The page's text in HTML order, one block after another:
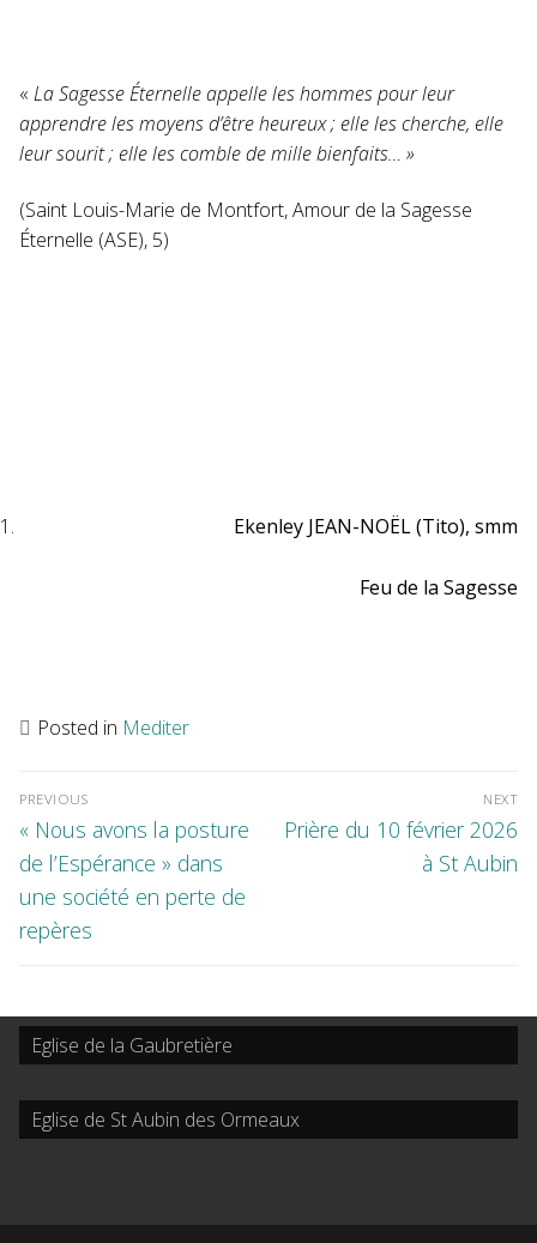
« La Sagesse Éternelle appelle les hommes pour leur
apprendre les moyens d’être heureux ; elle les cherche, elle
leur sourit ; elle les comble de mille bienfaits… »
(Saint Louis-Marie de Montfort, Amour de la Sagesse
Éternelle (ASE), 5)
Ekenley JEAN-NOËL (Tito), smm
Feu de la Sagesse
Posted in Mediter
de
l’article
PREVIOUS
Previous
post:
« Nous avons la posture
de l’Espérance » dans
une société en perte de
repères
NEXT
Next
Prière du 10 février 2026
à St Aubin
Eglise de la Gaubretière
Eglise de St Aubin des Ormeaux